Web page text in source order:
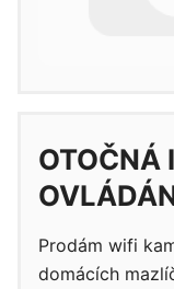
OTOČNÁ
Prodám wifi
domácích